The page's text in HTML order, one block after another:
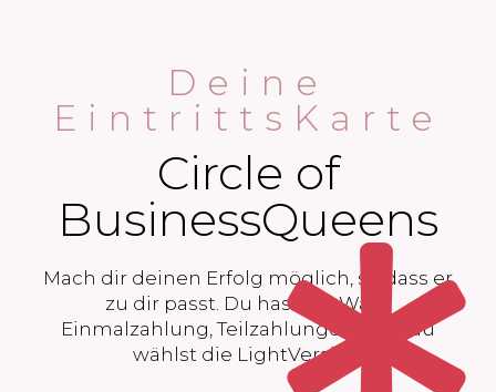
Deine
EintrittsKarte
Circle of
BusinessQueens
Mach dir deinen Erfolg möglich, so dass er
zu dir passt. Du hast die Wahl,
Einmalzahlung, Teilzahlungen oder du
wählst die LightVersion.